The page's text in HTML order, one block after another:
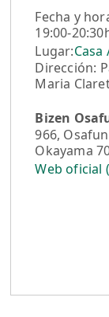
Fecha y
19:00-
Lugar:Casa
Dirección:
Maria
Bizen
966,
Okayama
Web oficial